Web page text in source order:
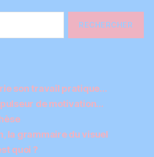
son travail pratique…
de motivation…
la grammaire du visuel
quoi ?